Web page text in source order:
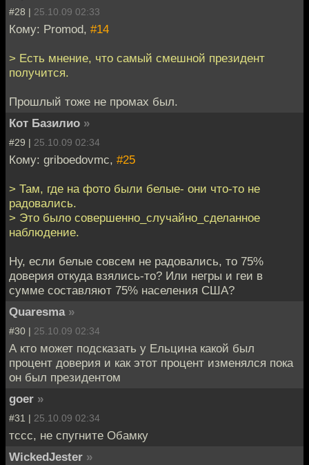
#28 | 25.10.09 02:33
Кому: Promod, #14
> Есть мнение, что самый смешной президент
получится.
Прошлый тоже не промах был.
Кот Базилио »
#29 | 25.10.09 02:34
Кому: griboedovmc, #25
> Там, где на фото были белые- они что-то не
радовались.
> Это было совершенно_случайно_сделанное
наблюдение.
Ну, если белые совсем не радовались, то 75%
доверия откуда взялись-то? Или негры и геи в
сумме составляют 75% населения США?
Quaresma »
#30 | 25.10.09 02:34
А кто может подсказать у Ельцина какой был
процент доверия и как этот процент изменялся пока
он был президентом
goer »
#31 | 25.10.09 02:34
тссс, не спугните Обамку
WickedJester »